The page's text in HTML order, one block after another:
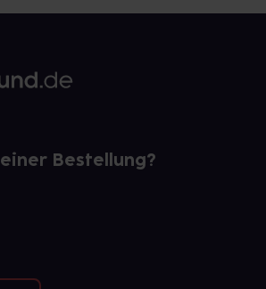
Bestellung?